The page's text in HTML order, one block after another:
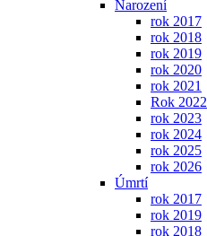
Narození
rok 2017
rok 2018
rok 2019
rok 2020
rok 2021
Rok 2022
rok 2023
rok 2024
rok 2025
rok 2026
Úmrtí
rok 2017
rok 2019
rok 2018